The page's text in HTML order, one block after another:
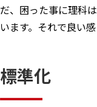
だ、困った事に理科
います。それで良い
標準化